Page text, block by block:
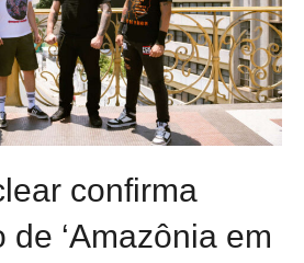
confirma
de ‘Amazônia em